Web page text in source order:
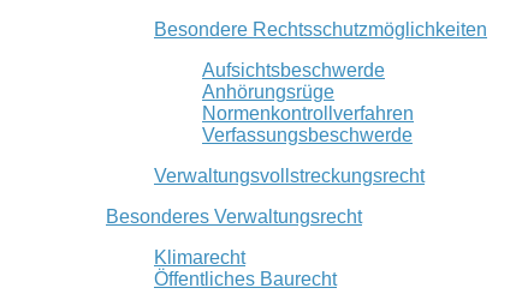
Besondere Rechtsschutzmöglichkeiten
Aufsichtsbeschwerde
Anhörungsrüge
Normenkontrollverfahren
Verfassungsbeschwerde
Verwaltungsvollstreckungsrecht
Besonderes Verwaltungsrecht
Klimarecht
Öffentliches Baurecht